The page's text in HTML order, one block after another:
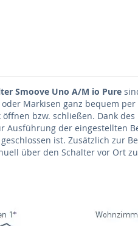
Smoove Uno A/M io Pure
oder Markisen ganz bequem per
bzw. schließen. Dank
Ausführung der eingestellten
ist. Zusätzlich zur
über den Schalter vor Ort